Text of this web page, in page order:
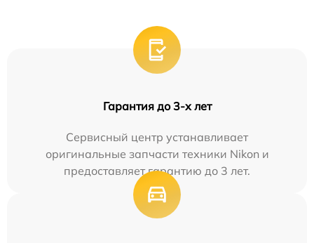
Гарантия до 3-х лет
Сервисный центр устанавливает
оригинальные запчасти техники Nikon и
предоставляет гарантию до 3 лет.